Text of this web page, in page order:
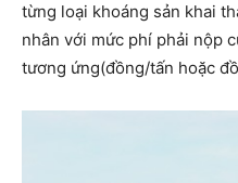
từng loại khoáng sản khai
nhân với mức phí phải nộp
tương ứng(đồng/tấn hoặc